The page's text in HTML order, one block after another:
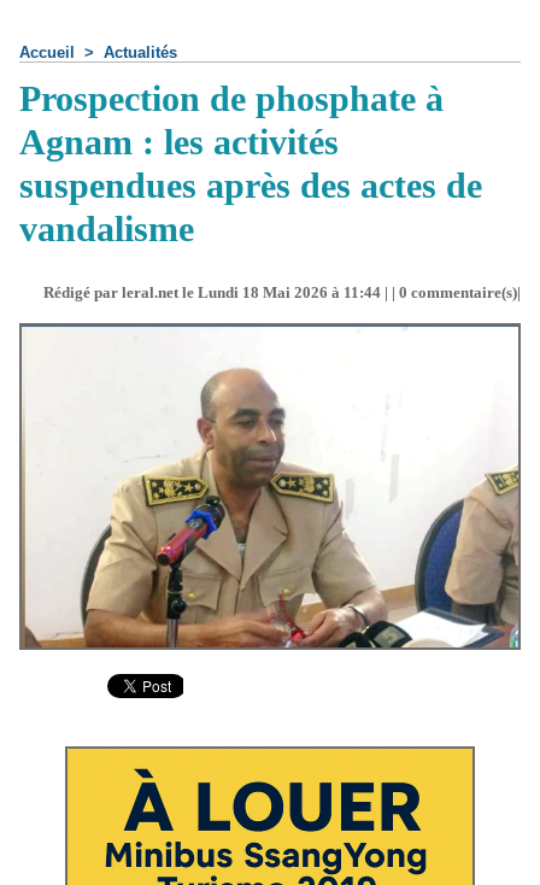
Accueil > Actualités
Prospection de phosphate à
Agnam : les activités
suspendues après des actes de
vandalisme
Rédigé par leral.net le Lundi 18 Mai 2026 à 11:44 | | 0 commentaire(s)|